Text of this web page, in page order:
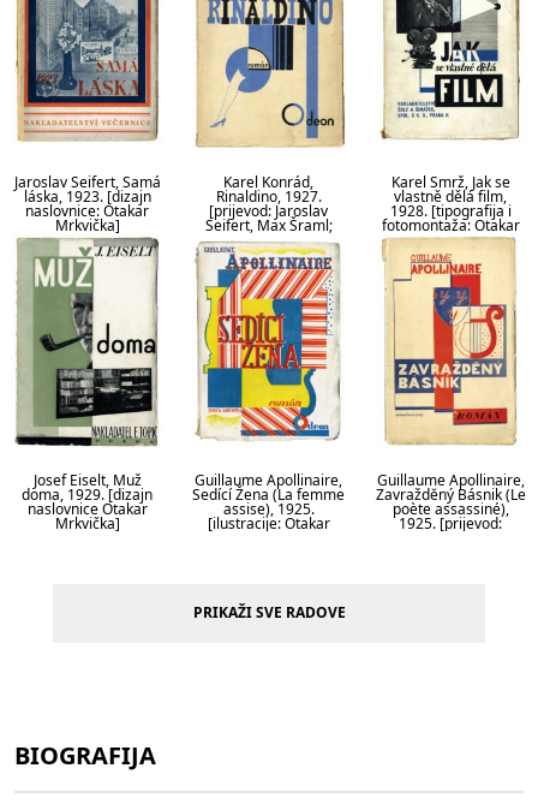
Jaroslav Seifert, Samá
láska, 1923. [dizajn
naslovnice: Otakar
Mrkvička]
Karel Konrád,
Rinaldino, 1927.
[prijevod: Jaroslav
Seifert, Max Šraml;
dizajn naslovnice:
Otakar Mrkvička, Karel
Teige]
Karel Smrž, Jak se
vlastně dělá film,
1928. [tipografija i
fotomontaža: Otakar
Mrvička]
Josef Eiselt, Muž
doma, 1929. [dizajn
naslovnice Otakar
Mrkvička]
Guillaume Apollinaire,
Sedící Žena (La femme
assise), 1925.
[ilustracije: Otakar
Mrkvička, Karel Teige]
Guillaume Apollinaire,
Zavraždĕný Básnik (Le
poète assassiné),
1925. [prijevod:
Jaroslav Seifert, Max
Nápisy na hroby, 1927.
PRIKAŽI SVE RADOVE
BIOGRAFIJA